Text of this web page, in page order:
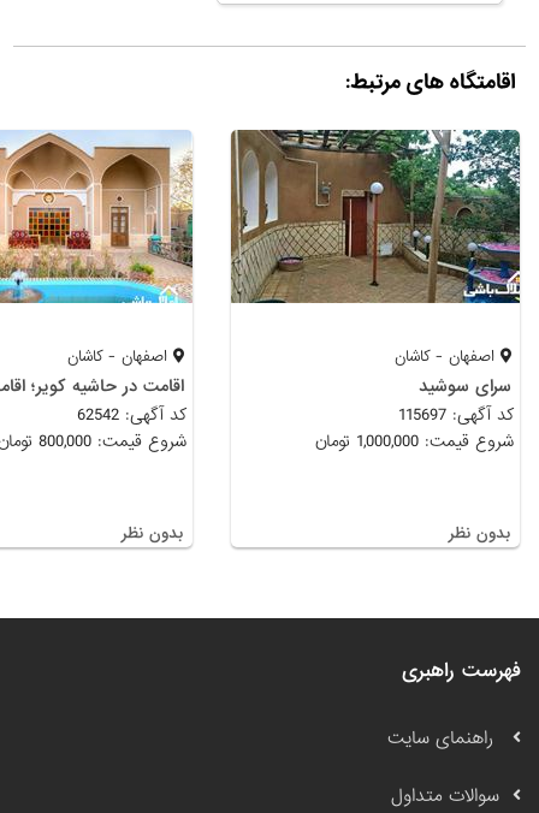
اقامتگاه های مرتبط:
اصفهان - کاشان
سرای سوشید
کد آگهی: 115697
شروع قیمت: 1,000,000 تومان
بدون نظر
اصفهان - کاشان
کد آگهی: 62542
شروع قیمت: 800,000 تومان
بدون نظر
فهرست راهبری
راهنمای سایت
سوالات متداول